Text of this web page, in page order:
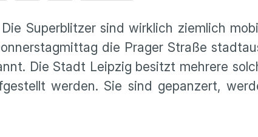
Superblitzer sind wirklich ziemlich
die Prager Straße
Die Stadt Leipzig besitzt mehrere
werden. Sie sind gepanzert,